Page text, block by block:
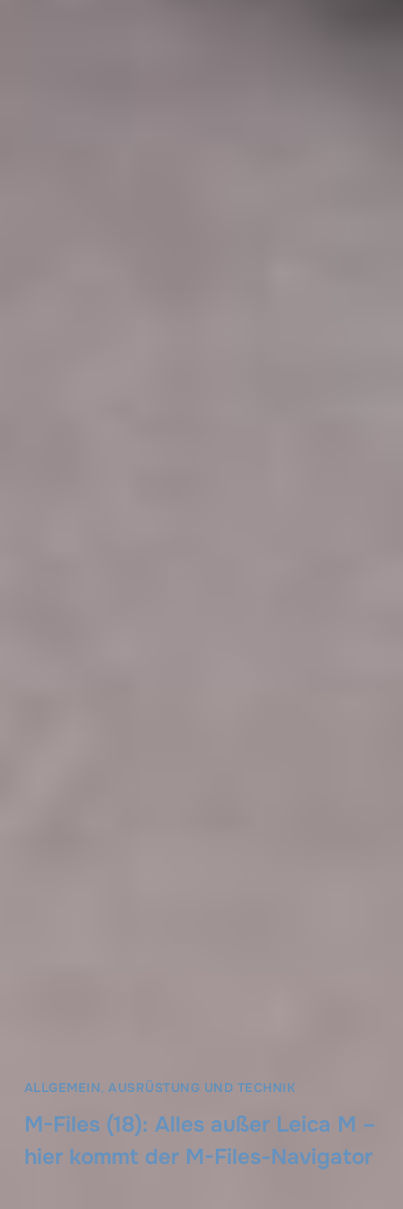
ALLGEMEIN,AUSRÜSTUNG UND TECHNIK
M-Files (18): Alles außer Leica M –
hier kommt der M-Files-Navigator